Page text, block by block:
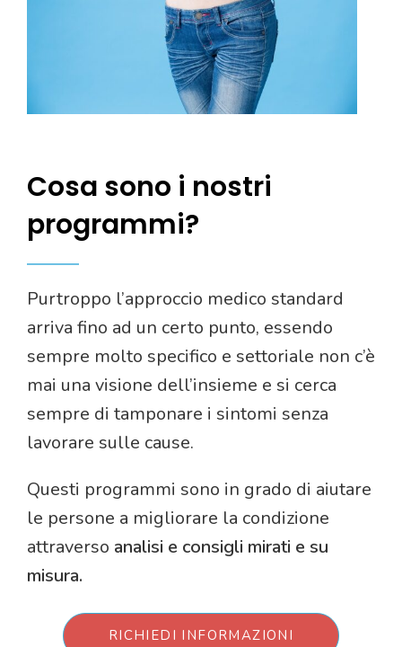
Cosa sono i nostri
programmi?
Purtroppo l’approccio medico standard
arriva fino ad un certo punto, essendo
sempre molto specifico e settoriale non c’è
mai una visione dell’insieme e si cerca
sempre di tamponare i sintomi senza
lavorare sulle cause.
Questi programmi sono in grado di aiutare
le persone a migliorare la condizione
attraverso analisi e consigli mirati e su
misura.
RICHIEDI INFORMAZIONI